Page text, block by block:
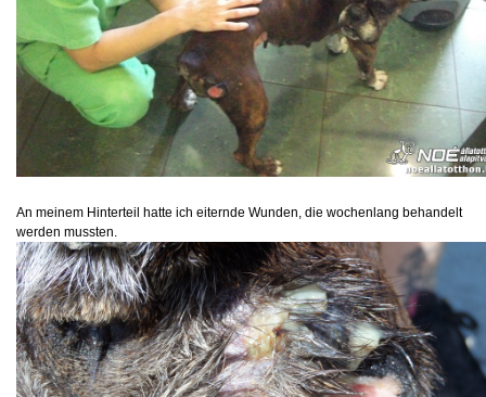
An meinem Hinterteil hatte ich eiternde Wunden, die wochenlang behandelt
werden mussten.